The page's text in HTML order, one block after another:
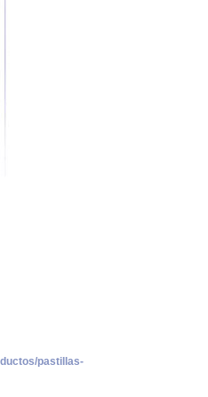
pastillas-